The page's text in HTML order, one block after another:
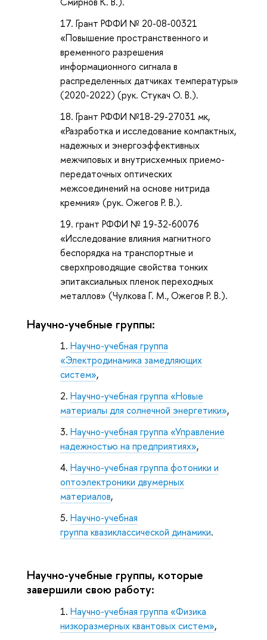
Грант РФФИ № 20-08-00321
«Повышение пространственного и
временного разрешения
информационного сигнала в
распределенных датчиках температуры»
(2020-2022) (рук. Стукач О. В.).
Грант РФФИ №18-29-27031 мк,
«Разработка и исследование компактных,
надежных и энергоэффективных
межчиповых и внутрисхемных приемо-
передаточных оптических
межсоединений на основе нитрида
кремния» (рук. Ожегов Р. В.).
грант РФФИ № 19-32-60076
«Исследование влияния магнитного
беспорядка на транспортные и
сверхпроводящие свойства тонких
эпитаксиальных пленок переходных
металлов» (Чулкова Г. М., Ожегов Р. В.).
Научно-учебные группы:
Научно-учебная группа
«Электродинамика замедляющих
систем»,
Научно-учебная группа «Новые
материалы для солнечной энергетики»,
Научно-учебная группа «Управление
надежностью на предприятиях»,
Научно-учебная группа фотоники и
оптоэлектроники двумерных
материалов,
Научно-учебная
группа квазиклассической динамики.
Научно-учебные группы, которые
завершили свою работу:
Научно-учебная группа «Физика
низкоразмерных квантовых систем»,